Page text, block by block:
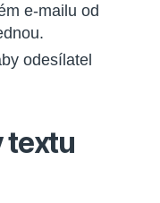
e-mailu od
odesílatel
textu